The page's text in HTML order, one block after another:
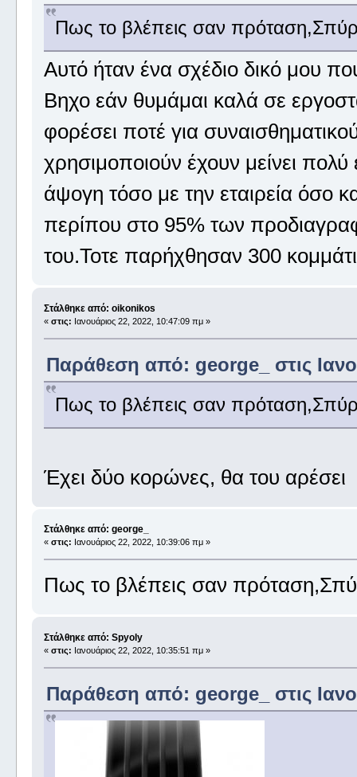
Πως το βλέπεις σαν
Αυτό ήταν ένα σχέδιο δικό μου
Βηχο εάν θυμάμαι καλά σε
φορέσει ποτέ για
χρησιμοποιούν έχουν μείνει
άψογη τόσο με την εταιρεία όσο
περίπου στο 95% των
του.Τοτε παρήχθησαν 300
Στάλθηκε από: oikonikos
« στις: Ιανουάριος 22, 2022, 10:47:09 πμ »
Παράθεση από: george_ στις
Πως το βλέπεις σαν
Έχει δύο κορώνες, θα του αρέσει
Στάλθηκε από: george_
« στις: Ιανουάριος 22, 2022, 10:39:06 πμ »
Πως το βλέπεις σαν
Στάλθηκε από: Spyoly
« στις: Ιανουάριος 22, 2022, 10:35:51 πμ »
Παράθεση από: george_ στις